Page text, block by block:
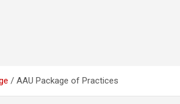
AAU Package of Practices